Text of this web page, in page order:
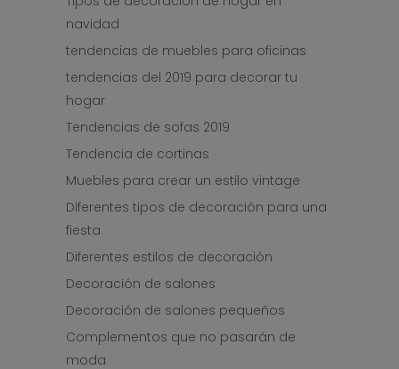
navidad
tendencias de muebles para oficinas
tendencias del 2019 para decorar tu
hogar
Tendencias de sofas 2019
Tendencia de cortinas
Muebles para crear un estilo vintage
Diferentes tipos de decoración para una
fiesta
Diferentes estilos de decoración
Decoración de salones
Decoración de salones pequeños
Complementos que no pasarán de
moda